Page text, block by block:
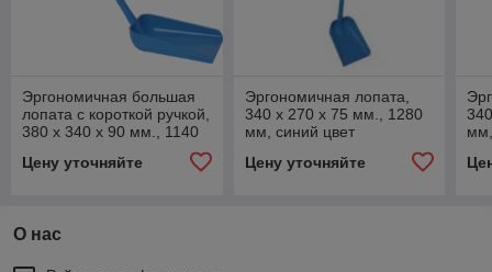
Эргономичная большая
лопата с короткой ручкой,
380 x 340 x 90 мм., 1140
Цену уточняйте
Эргономичная лопата,
340 x 270 x 75 мм., 1280
мм, синий цвет
Цену уточняйте
О нас